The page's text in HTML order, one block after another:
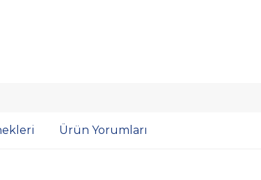
Ürün Yorumları